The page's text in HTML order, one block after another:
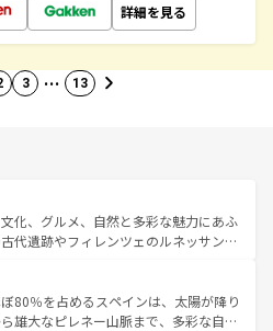
詳細を見る
3 … 13
化、グルメ、自然と多彩な魅力にあふ
代遺跡やフィレンツェのルネッサンス
美しい田園風景やアマルフィ海岸の絶
見逃せない。観光の合間には、本場の
絶品のイタリア料理を堪能することも
80％を占めるスペインは、太陽が降り
雄大なピレネー山脈まで、多彩な自然